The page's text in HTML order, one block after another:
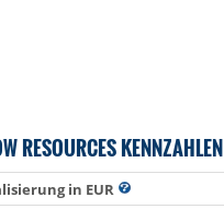
RESOURCES KENNZAHLEN
in EUR